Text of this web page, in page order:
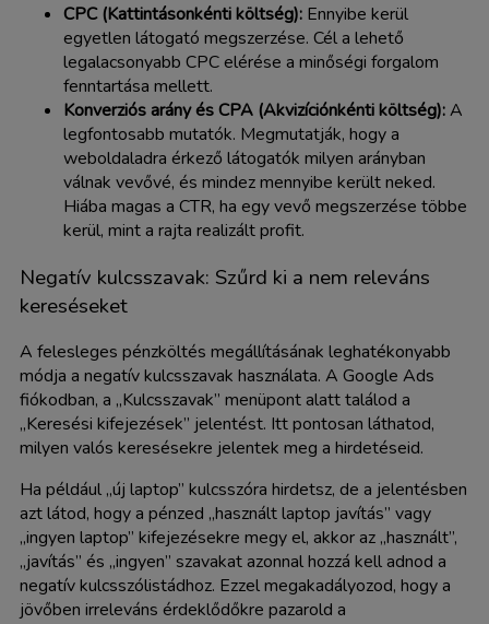
CPC (Kattintásonkénti költség): Ennyibe kerül
egyetlen látogató megszerzése. Cél a lehető
legalacsonyabb CPC elérése a minőségi forgalom
fenntartása mellett.
Konverziós arány és CPA (Akvizíciónkénti költség):A
legfontosabb mutatók. Megmutatják, hogy a
weboldaladra érkező látogatók milyen arányban
válnak vevővé, és mindez mennyibe került neked.
Hiába magas a CTR, ha egy vevő megszerzése többe
kerül, mint a rajta realizált profit.
Negatív kulcsszavak: Szűrd ki a nem releváns
kereséseket
A felesleges pénzköltés megállításának leghatékonyabb
módja a negatív kulcsszavak használata. A Google Ads
fiókodban, a „Kulcsszavak” menüpont alatt találod a
„Keresési kifejezések” jelentést. Itt pontosan láthatod,
milyen valós keresésekre jelentek meg a hirdetéseid.
Ha például „új laptop” kulcsszóra hirdetsz, de a jelentésben
azt látod, hogy a pénzed „használt laptop javítás” vagy
„ingyen laptop” kifejezésekre megy el, akkor az „használt”,
„javítás” és „ingyen” szavakat azonnal hozzá kell adnod a
negatív kulcsszólistádhoz. Ezzel megakadályozod, hogy a
jövőben irreleváns érdeklődőkre pazarold a